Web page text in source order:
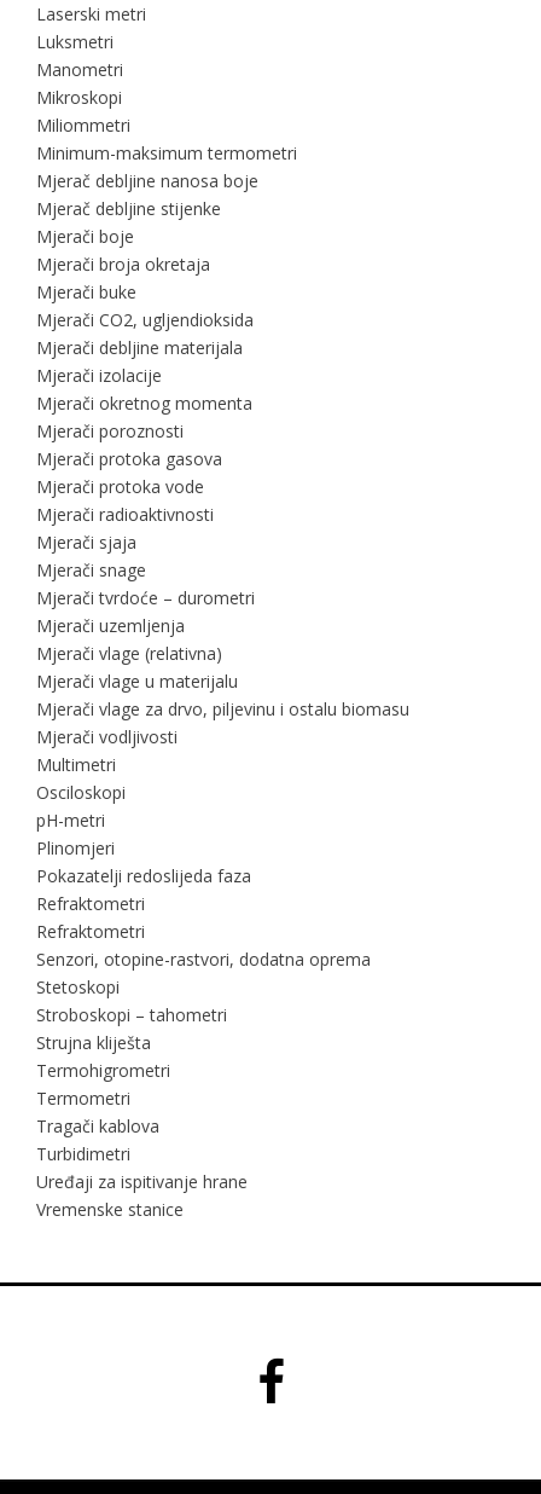
Laserski metri
Luksmetri
Manometri
Mikroskopi
Miliommetri
Minimum-maksimum termometri
Mjerač debljine nanosa boje
Mjerač debljine stijenke
Mjerači boje
Mjerači broja okretaja
Mjerači buke
Mjerači CO2, ugljendioksida
Mjerači debljine materijala
Mjerači izolacije
Mjerači okretnog momenta
Mjerači poroznosti
Mjerači protoka gasova
Mjerači protoka vode
Mjerači radioaktivnosti
Mjerači sjaja
Mjerači snage
Mjerači tvrdoće – durometri
Mjerači uzemljenja
Mjerači vlage (relativna)
Mjerači vlage u materijalu
Mjerači vlage za drvo, piljevinu i ostalu biomasu
Mjerači vodljivosti
Multimetri
Osciloskopi
pH-metri
Plinomjeri
Pokazatelji redoslijeda faza
Refraktometri
Refraktometri
Senzori, otopine-rastvori, dodatna oprema
Stetoskopi
Stroboskopi – tahometri
Strujna kliješta
Termohigrometri
Termometri
Tragači kablova
Turbidimetri
Uređaji za ispitivanje hrane
Vremenske stanice